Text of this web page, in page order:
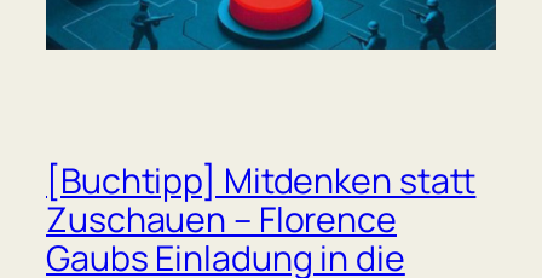
[Buchtipp] Mitdenken statt
Zuschauen – Florence
Gaubs Einladung in die